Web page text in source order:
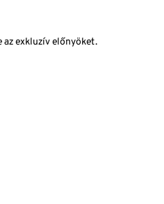
az exkluzív előnyöket.